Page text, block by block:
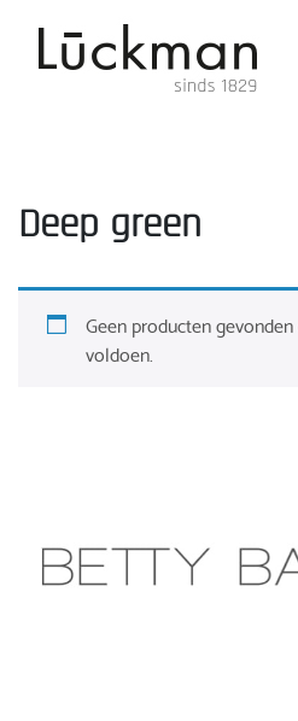
Deep green
Geen producten
voldoen.